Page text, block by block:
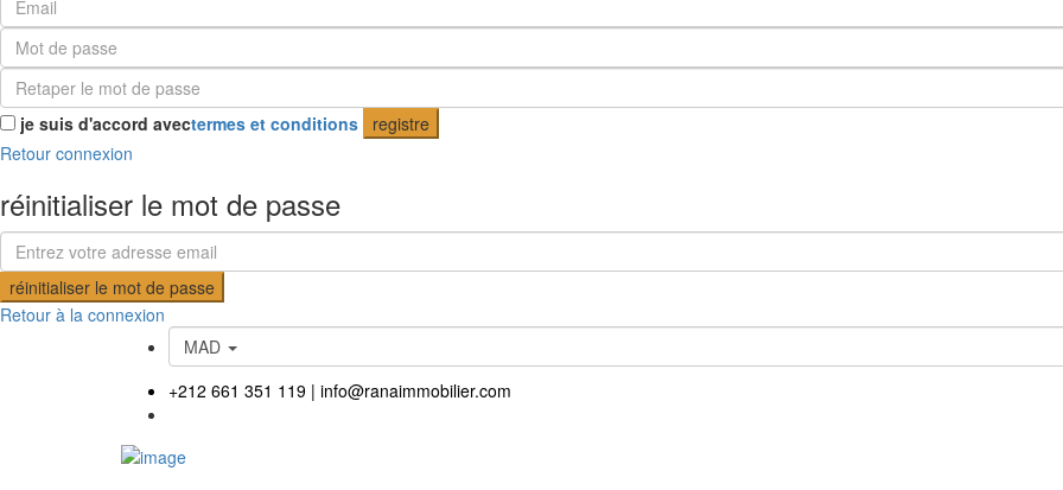
je suis d'accord avectermes et conditions
registre
Retour connexion
réinitialiser le mot de passe
réinitialiser le mot de passe
Retour à la connexion
MAD
+212 661 351 119 | info@ranaimmobilier.com